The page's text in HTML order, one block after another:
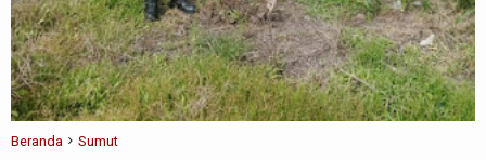
Beranda Sumut